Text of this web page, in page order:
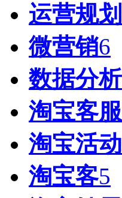
运营规划
微营销6
数据分析
淘宝客服
淘宝活动
淘宝客5